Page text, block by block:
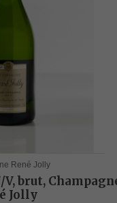
René Jolly
brut,
Jolly